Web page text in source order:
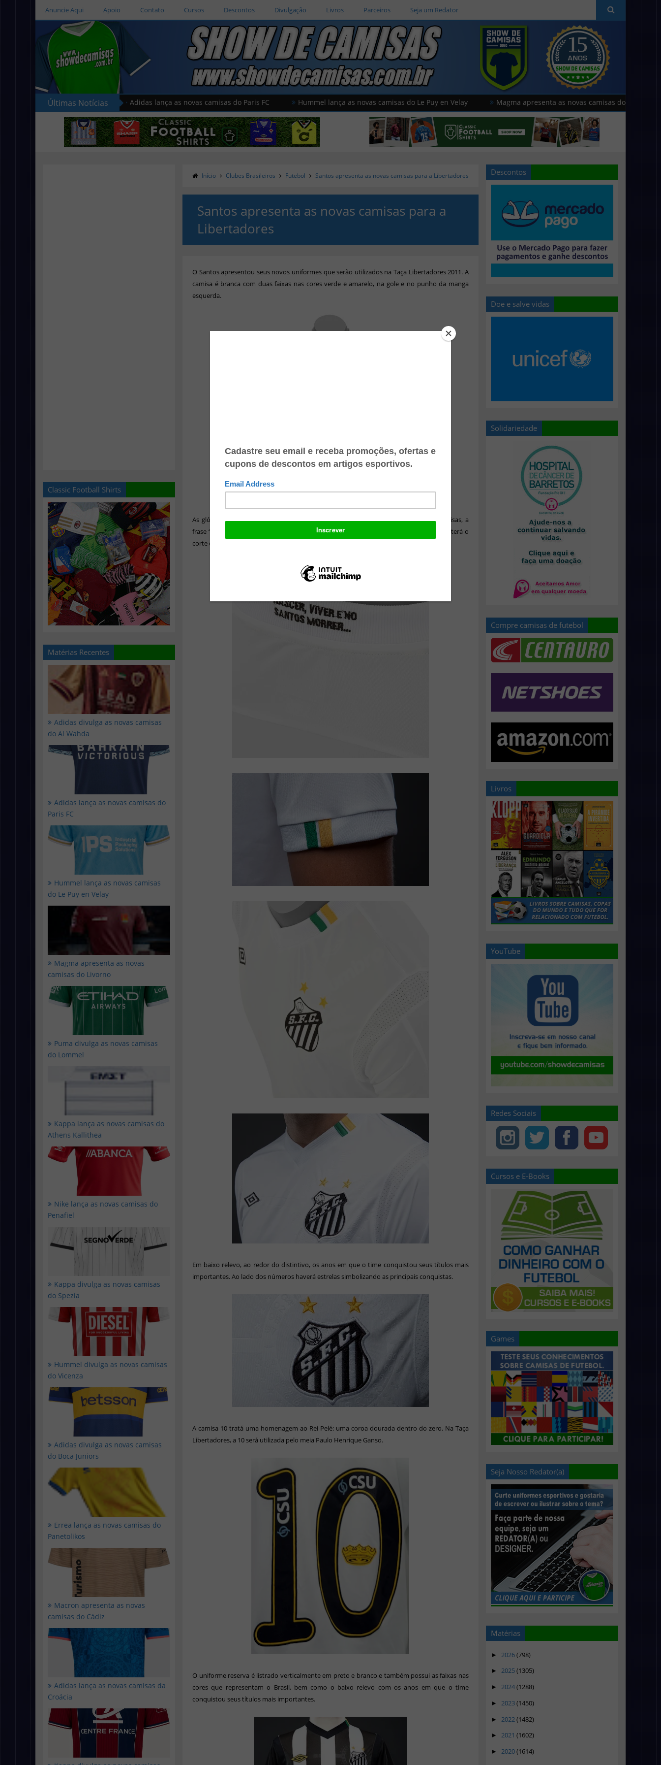
Anuncie Aqui Apoio Contato Cursos Descontos Divulgação Livros Parceiros Seja um Redator
Últimas Notícias Hummel lança as novas camisas do Le Puy en Velay Magma apresenta as novas camisas do Livorno Puma divulga as novas camisas do Lommel
Classic Football Shirts
Matérias Recentes
Adidas divulga as novas camisas
do Al Wahda
Adidas lança as novas camisas do
Paris FC
Hummel lança as novas camisas
do Le Puy en Velay
Magma apresenta as novas
camisas do Livorno
Puma divulga as novas camisas
do Lommel
Kappa lança as novas camisas do
Athens Kallithea
Nike lança as novas camisas do
Penafiel
Kappa divulga as novas camisas
do Spezia
Hummel divulga as novas camisas
do Vicenza
Adidas divulga as novas camisas
do Boca Juniors
Errea lança as novas camisas do
Panetolikos
Macron apresenta as novas
camisas do Cádiz
Adidas lança as novas camisas da
Croácia
Início Clubes Brasileiros Futebol Santos apresenta as novas camisas para a Libertadores
Santos apresenta as novas camisas para a
Libertadores
O Santos apresentou seus novos uniformes que serão utilizados na Taça Libertadores 2011. A
camisa é branca com duas faixas nas cores verde e amarelo, na gole e no punho da manga
esquerda.
As glórias do passado inspiraram a nova coleção. Entre as novidades das novas camisas, a
frase “Nascer, viver e no Santos morrer”, que foi bordada na parte de trás da gola, que terá o
corte em V.
Em baixo relevo, ao redor do distintivo, os anos em que o time conquistou seus títulos mais
importantes. Ao lado dos números haverá estrelas simbolizando as principais conquistas.
A camisa 10 tratá uma homenagem ao Rei Pelé: uma coroa dourada dentro do zero. Na Taça
Libertadores, a 10 será utilizada pelo meia Paulo Henrique Ganso.
O uniforme reserva é listrado verticalmente em preto e branco e também possui as faixas nas
cores que representam o Brasil, bem como o baixo relevo com os anos em que o time
conquistou seus títulos mais importantes.
Descontos
Doe e salve vidas
Solidariedade
Compre camisas de futebol
Livros
YouTube
Redes Sociais
Cursos e E-Books
Games
Seja Nosso Redator(a)
Matérias
► 2026(798)
► 2025(1305)
► 2024(1288)
► 2023(1450)
► 2022(1482)
► 2021 (1602)
► 2020(1614)